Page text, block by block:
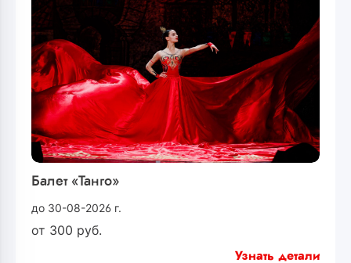
Балет «Танго»
до 30-08-2026 г.
от 300 руб.
Узнать детали